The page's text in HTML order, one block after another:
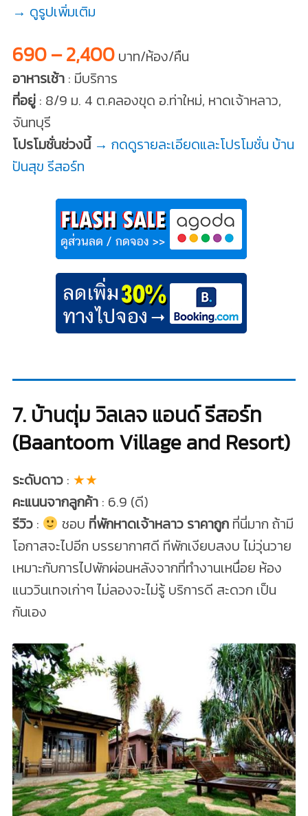
→ ดูรูปเพิ่มเติม
690 – 2,400บาท/ห้อง/คืน
อาหารเช้า: มีบริการ
ที่อยู่: 8/9 ม. 4 ต.คลองขุด อ.ท่าใหม่, หาดเจ้าหลาว,
จันทบุรี
โปรโมชั่นช่วงนี้ → กดดูรายละเอียดและโปรโมชั่น บ้าน
ปันสุข รีสอร์ท
7. บ้านตุ่ม วิลเลจ แอนด์ รีสอร์ท
(Baantoom Village and Resort)
ระดับดาว: ★★
คะแนนจากลูกค้า: 6.9 (ดี)
รีวิว: ชอบ ที่พักหาดเจ้าหลาว ราคาถูกที่นี่มาก ถ้ามี
โอกาสจะไปอีก บรรยากาศดี ทีพักเงียบสงบ ไม่วุ่นวาย
เหมาะกับการไปพักผ่อนหลังจากที่ทำงานเหนื่อย ห้อง
แนววินเทจเก่าๆ ไม่ลองจะไม่รู้ บริการดี สะดวก เป็น
กันเอง